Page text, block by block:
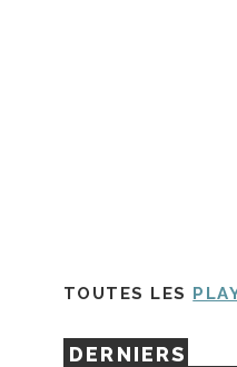
TOUTES LES
DERNIERS